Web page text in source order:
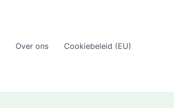
Over ons Cookiebeleid (EU)